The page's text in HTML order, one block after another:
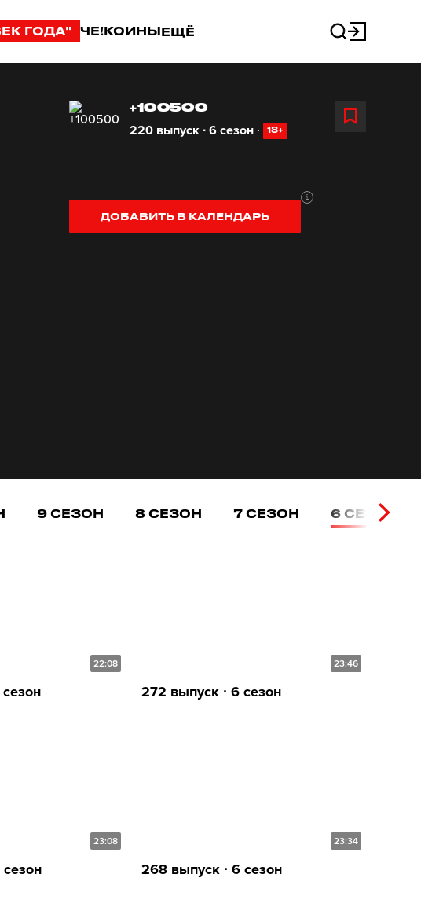
ГОДА" ЧЕ!КОИНЫЕЩЁ
+100500
220 выпуск ∙ 6 сезон ∙ 18+
ДОБАВИТЬ В КАЛЕНДАРЬ
9 СЕЗОН 8 СЕЗОН 7 СЕЗОН 6 СЕЗОН
22:08 23:46
272 выпуск ∙ 6 сезон
23:08 23:34
268 выпуск ∙ 6 сезон